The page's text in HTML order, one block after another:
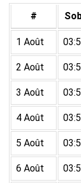
#
1 Août
2 Août
3 Août
4 Août
5 Août
6 Août